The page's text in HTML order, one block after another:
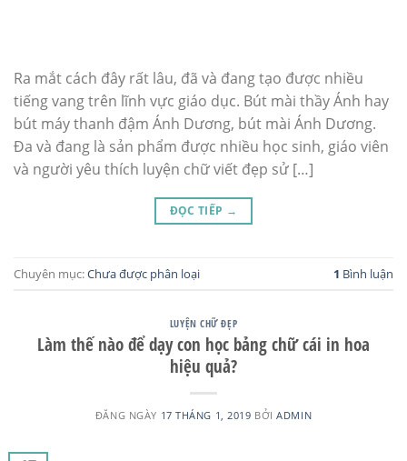
Ra mắt cách đây rất lâu, đã và đang tạo được nhiều
tiếng vang trên lĩnh vực giáo dục. Bút mài thầy Ánh hay
bút máy thanh đậm Ánh Dương, bút mài Ánh Dương.
Đa và đang là sản phẩm được nhiều học sinh, giáo viên
và người yêu thích luyện chữ viết đẹp sử […]
ĐỌC TIẾP →
Chuyên mục:Chưa được phân loại 1 Bình luận
LUYỆN CHỮ ĐẸP
Làm thế nào để dạy con học bảng chữ cái in hoa
hiệu quả?
ĐĂNG NGÀY 17 THÁNG 1, 2019 BỞIADMIN